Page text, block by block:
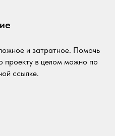
и затратное. Помочь
проекту в целом можно по
ссылке.